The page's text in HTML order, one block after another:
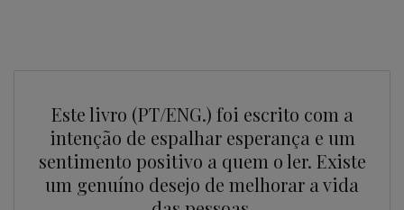
Este livro (PT/ENG.) foi escrito com a
intenção de espalhar esperança e um
sentimento positivo a quem o ler. Existe
um genuíno desejo de melhorar a vida